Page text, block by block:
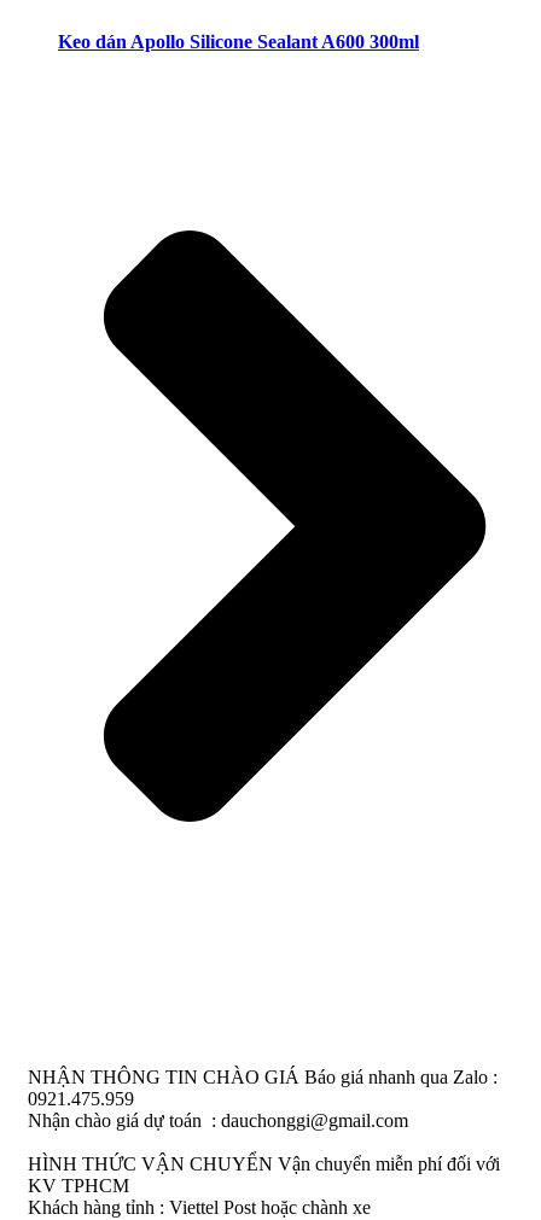
Keo dán Apollo Silicone Sealant A600 300ml
NHẬN THÔNG TIN CHÀO GIÁ Báo giá nhanh qua Zalo :
0921.475.959
Nhận chào giá dự toán : dauchonggi@gmail.com
HÌNH THỨC VẬN CHUYỂN Vận chuyển miễn phí đối với
KV TPHCM
Khách hàng tỉnh : Viettel Post hoặc chành xe